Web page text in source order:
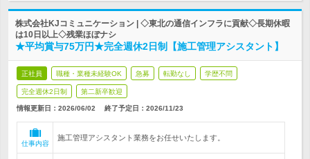
株式会社KJコミュニケーション | ◇東北の通信インフラに貢献◇長期休暇
は10日以上◇残業ほぼナシ
★平均賞与75万円★完全週休2日制【施工管理アシスタント】
正社員 職種・業種未経験OK 急募 転勤なし 学歴不問
完全週休2日制 第二新卒歓迎
情報更新日：2026/06/02 終了予定日： 2026/11/23
仕事内容
施工管理アシスタント業務をお任せいたします。